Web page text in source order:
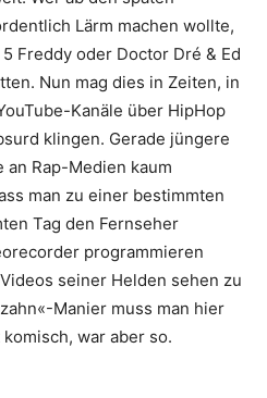
Lärm machen wollte,
Freddy oder Doctor Dré & Ed
Nun mag dies in Zeiten, in
Kanäle über HipHop
klingen. Gerade jüngere
Rap-Medien kaum
man zu einer bestimmten
Tag den Fernseher
programmieren
seiner Helden sehen zu
Manier muss man hier
war aber so.